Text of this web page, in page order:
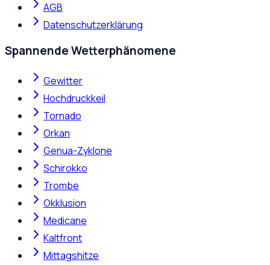
AGB
Datenschutzerklärung
Spannende Wetterphänomene
Gewitter
Hochdruckkeil
Tornado
Orkan
Genua-Zyklone
Schirokko
Trombe
Okklusion
Medicane
Kaltfront
Mittagshitze